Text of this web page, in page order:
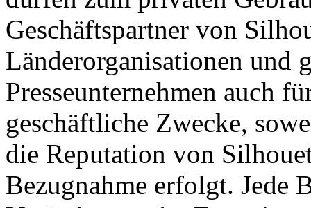
Geschäftspartner von
Länderorganisationen und
Presseunternehmen auch
geschäftliche Zwecke,
die Reputation von
Bezugnahme erfolgt. Jede